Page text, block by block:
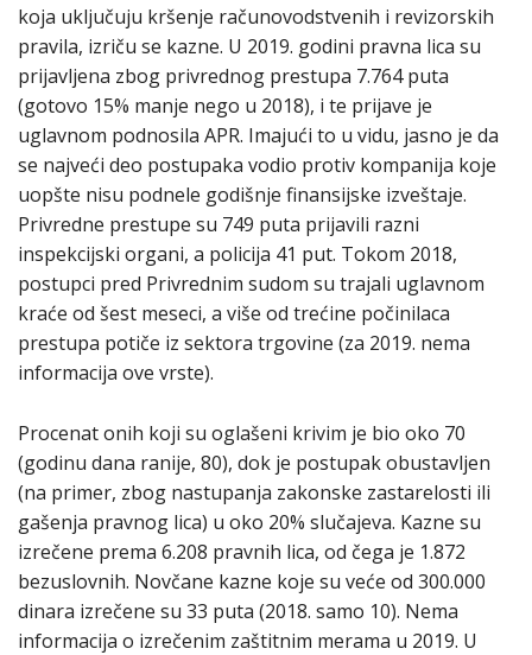
koja uključuju kršenje računovodstvenih i revizorskih
pravila, izriču se kazne. U 2019. godini pravna lica su
prijavljena zbog privrednog prestupa 7.764 puta
(gotovo 15% manje nego u 2018), i te prijave je
uglavnom podnosila APR. Imajući to u vidu, jasno je da
se najveći deo postupaka vodio protiv kompanija koje
uopšte nisu podnele godišnje finansijske izveštaje.
Privredne prestupe su 749 puta prijavili razni
inspekcijski organi, a policija 41 put. Tokom 2018,
postupci pred Privrednim sudom su trajali uglavnom
kraće od šest meseci, a više od trećine počinilaca
prestupa potiče iz sektora trgovine (za 2019. nema
informacija ove vrste).
Procenat onih koji su oglašeni krivim je bio oko 70
(godinu dana ranije, 80), dok je postupak obustavljen
(na primer, zbog nastupanja zakonske zastarelosti ili
gašenja pravnog lica) u oko 20% slučajeva. Kazne su
izrečene prema 6.208 pravnih lica, od čega je 1.872
bezuslovnih. Novčane kazne koje su veće od 300.000
dinara izrečene su 33 puta (2018. samo 10). Nema
informacija o izrečenim zaštitnim merama u 2019. U